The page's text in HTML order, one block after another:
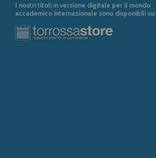
I nostri titoli in versione digitale per il mondo
accademico internazionale sono disponibili su: